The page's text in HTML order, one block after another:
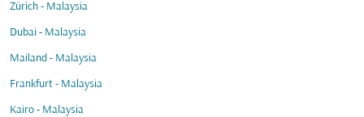
Zürich - Malaysia
Dubai - Malaysia
Mailand - Malaysia
Frankfurt - Malaysia
Kairo - Malaysia